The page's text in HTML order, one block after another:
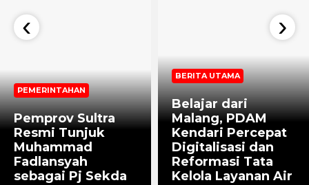
PEMERINTAHAN
Pemprov Sultra
Resmi Tunjuk
Muhammad
Fadlansyah
sebagai Pj Sekda
BERITA UTAMA
Belajar dari
Malang, PDAM
Kendari Percepat
Digitalisasi dan
Reformasi Tata
Kelola Layanan Air
‹ ›